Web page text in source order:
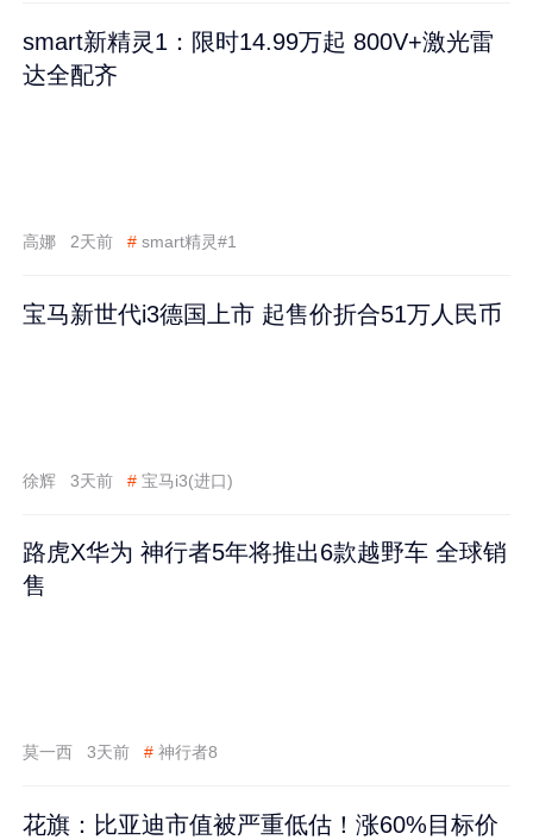
smart新精灵1：限时14.99万起 800V+激光雷
达全配齐
高娜 2天前 # smart精灵#1
宝马新世代i3德国上市 起售价折合51万人民币
徐辉 3天前 # 宝马i3(进口)
路虎X华为 神行者5年将推出6款越野车 全球销
售
莫一西 3天前 # 神行者8
花旗：比亚迪市值被严重低估！涨60%目标价